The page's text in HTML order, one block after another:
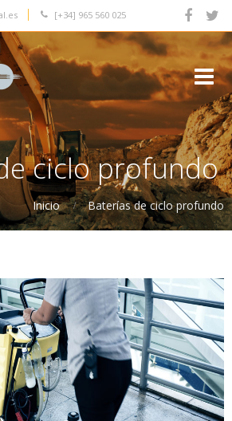
 [+34] 965 560 025  
ciclo profundo
Inicio Baterías de ciclo profundo